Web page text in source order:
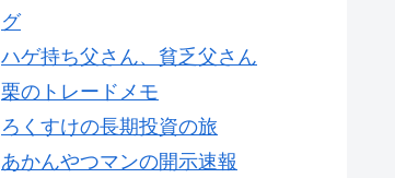
グ
ハゲ持ち父さん、貧乏父さん
栗のトレードメモ
ろくすけの長期投資の旅
あかんやつマンの開示速報